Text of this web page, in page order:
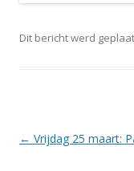
Dit bericht werd
Berichtnavigatie
← Vrijdag 25 maart: